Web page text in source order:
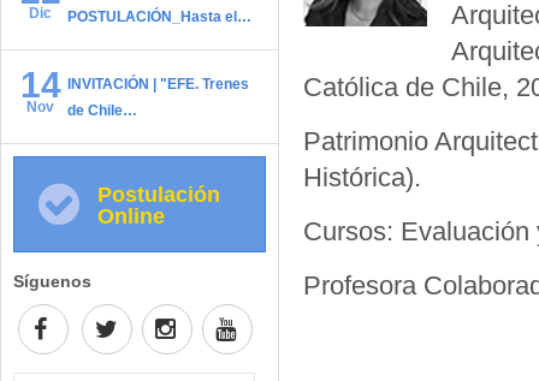
Dic
POSTULACIÓN_Hasta el…
14
Nov
INVITACIÓN | "EFE. Trenes
de Chile…
Postulación
Online
Síguenos
Católica de Chile,
Patrimonio
Histórica).
Cursos:
Profesora